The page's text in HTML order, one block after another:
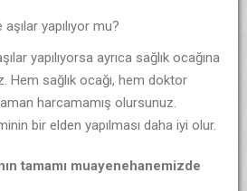
yapılıyor mu?
yapılıyorsa ayrıca sağlık ocağına
Hem sağlık ocağı, hem doktor
harcamamış olursunuz.
bir elden yapılması daha iyi olur.
tamamı muayenehanemizde